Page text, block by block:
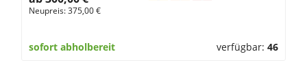
Neupreis: 375,00 €
sofort abholbereit verfügbar: 46